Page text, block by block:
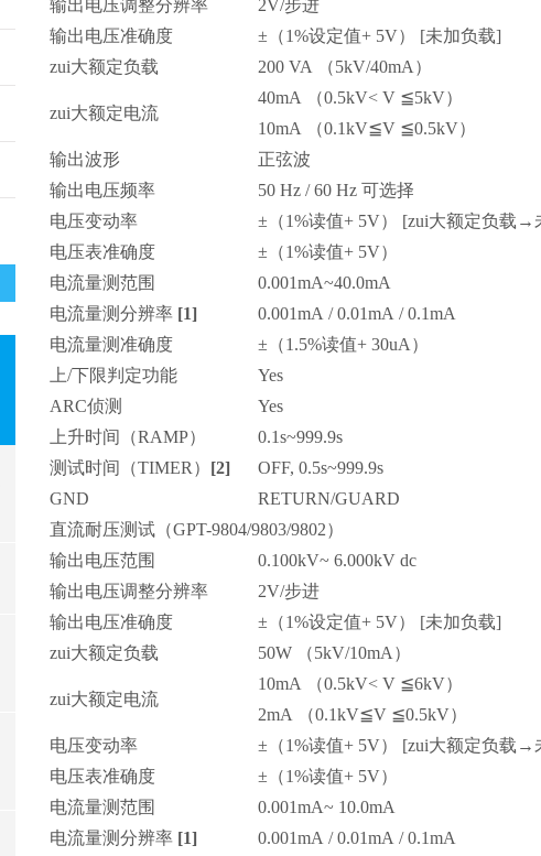
输出电压调整分辨率
2V/步进
输出电压准确度
± （1%设定值+ 5V） [未加负载]
zui大额定负载
200 VA （5kV/40mA）
zui大额定电流
40mA （0.5kV< V ≦5kV）
10mA （0.1kV≦V ≦0.5kV）
输出波形
正弦波
输出电压频率
50 Hz / 60 Hz可选择
电压变动率
± （1%读值+ 5V） [zui大额定负载 →
电压表准确度
± （1%读值+ 5V）
电流量测范围
0.001mA~40.0mA
电流量测分辨率 [1]
0.001mA / 0.01mA / 0.1mA
电流量测准确度
± （1.5%读值+ 30uA）
上/下限判定功能
Yes
ARC侦测
Yes
上升时间
（RAMP）
0.1s~999.9s
测试时间
（TIMER） [2]
OFF, 0.5s~999.9s
GND
RETURN/GUARD
直流耐压测试 （GPT-9804/9803/9802）
输出电压范围
0.100kV~ 6.000kV dc
输出电压调整分辨率
2V/步进
输出电压准确度
± （1%设定值+ 5V） [未加负载]
zui大额定负载
50W （5kV/10mA）
zui大额定电流
10mA （0.5kV< V ≦6kV）
2mA （0.1kV≦V ≦0.5kV）
电压变动率
± （1%读值+ 5V） [zui大额定负载 →
电压表准确度
± （1%读值+ 5V）
电流量测范围
0.001mA~ 10.0mA
电流量测分辨率 [1]
0.001mA / 0.01mA / 0.1mA